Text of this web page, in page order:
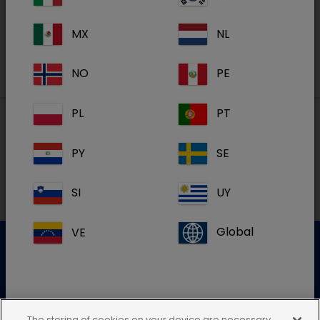
Lokale adressen in België
Gelieve onze klantenservice te contacteren voor meer
MX NL
NO PE
PL PT
PY SE
SI UY
VE Global